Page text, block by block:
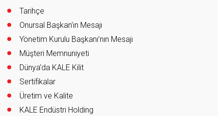
Tarihçe
Onursal Başkan'ın Mesajı
Yönetim Kurulu Başkanı’nın Mesajı
Müşteri Memnuniyeti
Dünya’da KALE Kilit
Sertifikalar
Üretim ve Kalite
KALE Endüstri Holding